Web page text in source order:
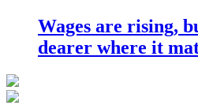
Wages are rising,
dearer where it